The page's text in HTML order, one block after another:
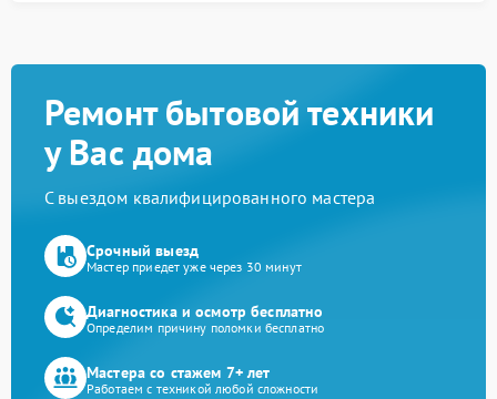
Ремонт бытовой техники
у Вас дома
С выездом квалифицированного мастера
Срочный выезд
Мастер приедет уже через 30 минут
Диагностика и осмотр бесплатно
Определим причину поломки бесплатно
Мастера со стажем 7+ лет
Работаем с техникой любой сложности